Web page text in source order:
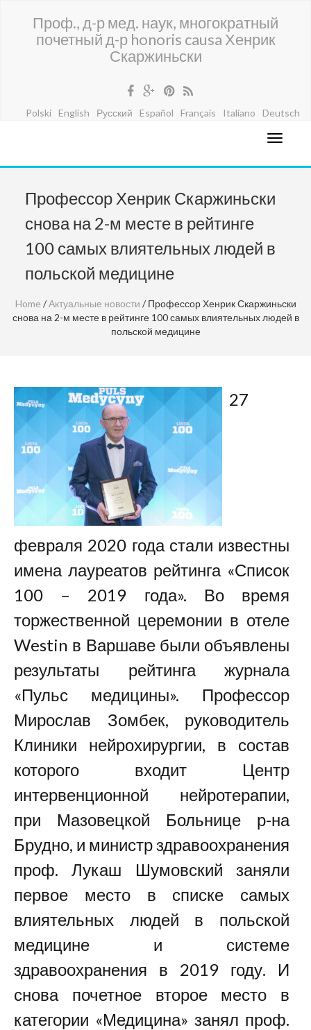
Проф., д-р мед. наук, многократный
почетный д-р honoris causa Хенрик
Скаржиньски
Polski English Русский Español Français Italiano Deutsch
Профессор Хенрик Скаржиньски
снова на 2-м месте в рейтинге
100 самых влиятельных людей в
польской медицине
Home /Актуальные новости / Профессор Хенрик Скаржиньски
снова на 2-м месте в рейтинге 100 самых влиятельных людей в
польской медицине
27
февраля 2020 года стали известны
имена лауреатов рейтинга «Список
100 – 2019 года». Во время
торжественной церемонии в отеле
Westin в Варшаве были объявлены
результаты рейтинга журнала
«Пульс медицины». Профессор
Мирослав Зомбек, руководитель
Клиники нейрохирургии, в состав
которого входит Центр
интервенционной нейротерапии,
при Мазовецкой Больнице р-на
Брудно, и министр здравоохранения
проф. Лукаш Шумовский заняли
первое место в списке самых
влиятельных людей в польской
медицине и системе
здравоохранения в 2019 году. И
снова почетное второе место в
категории «Медицина» занял проф.